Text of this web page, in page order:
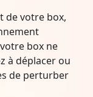
de votre box,
box ne
à déplacer ou
de perturber